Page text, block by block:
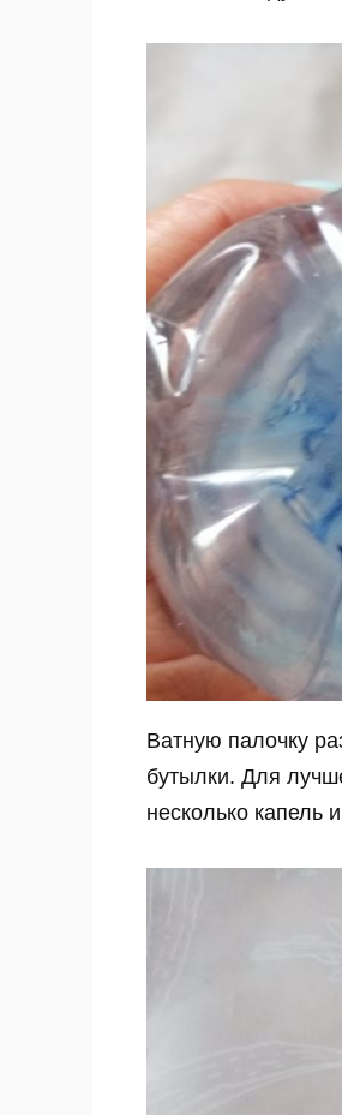
Ватную палочку
бутылки. Для
несколько капель